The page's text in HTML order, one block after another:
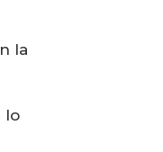
la
lo